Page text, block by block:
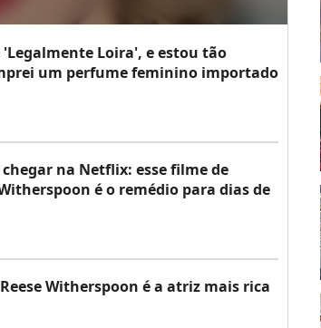
Loira', e estou tão
um perfume feminino importado
na Netflix: esse filme de
é o remédio para dias de
Witherspoon é a atriz mais rica